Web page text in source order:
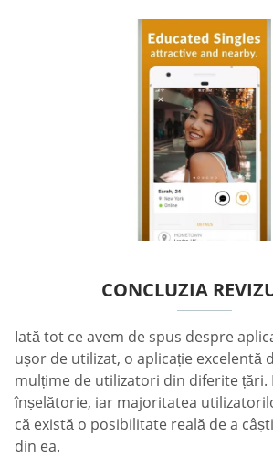
CONCLUZIA
Iată tot ce avem de spus despre
ușor de utilizat, o aplicație excelentă
mulțime de utilizatori din diferite țări.
înșelătorie, iar majoritatea
că există o posibilitate reală de a
din ea.